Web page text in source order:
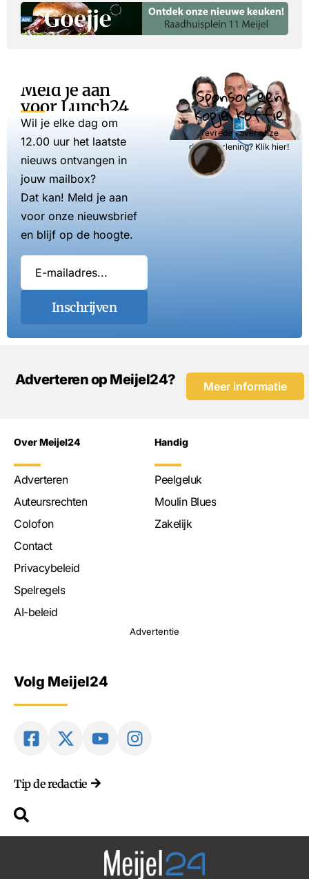
Meld je aan
voor Lunch24
Wil je elke dag om
12.00 uur het laatste
nieuws ontvangen in
jouw mailbox?
Dat kan! Meld je aan
voor onze nieuwsbrief
en blijf op de hoogte.
Inschrijven
Sponsor een
kopje koffie
Tevreden over onze
dienstverlening? Klik hier!
Adverteren op Meijel24? Meer informatie
Over Meijel24
Adverteren
Auteursrechten
Colofon
Contact
Privacybeleid
Spelregels
AI-beleid
Handig
Peelgeluk
Moulin Blues
Zakelijk
Advertentie
Volg Meijel24
Tip de redactie